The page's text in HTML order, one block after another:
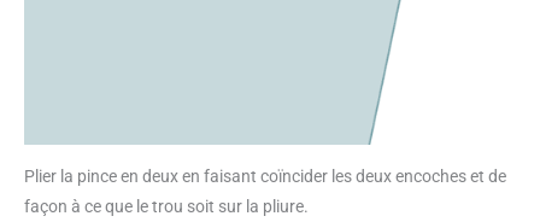
Plier la pince en deux en faisant coïncider les deux encoches et de
façon à ce que le trou soit sur la pliure.